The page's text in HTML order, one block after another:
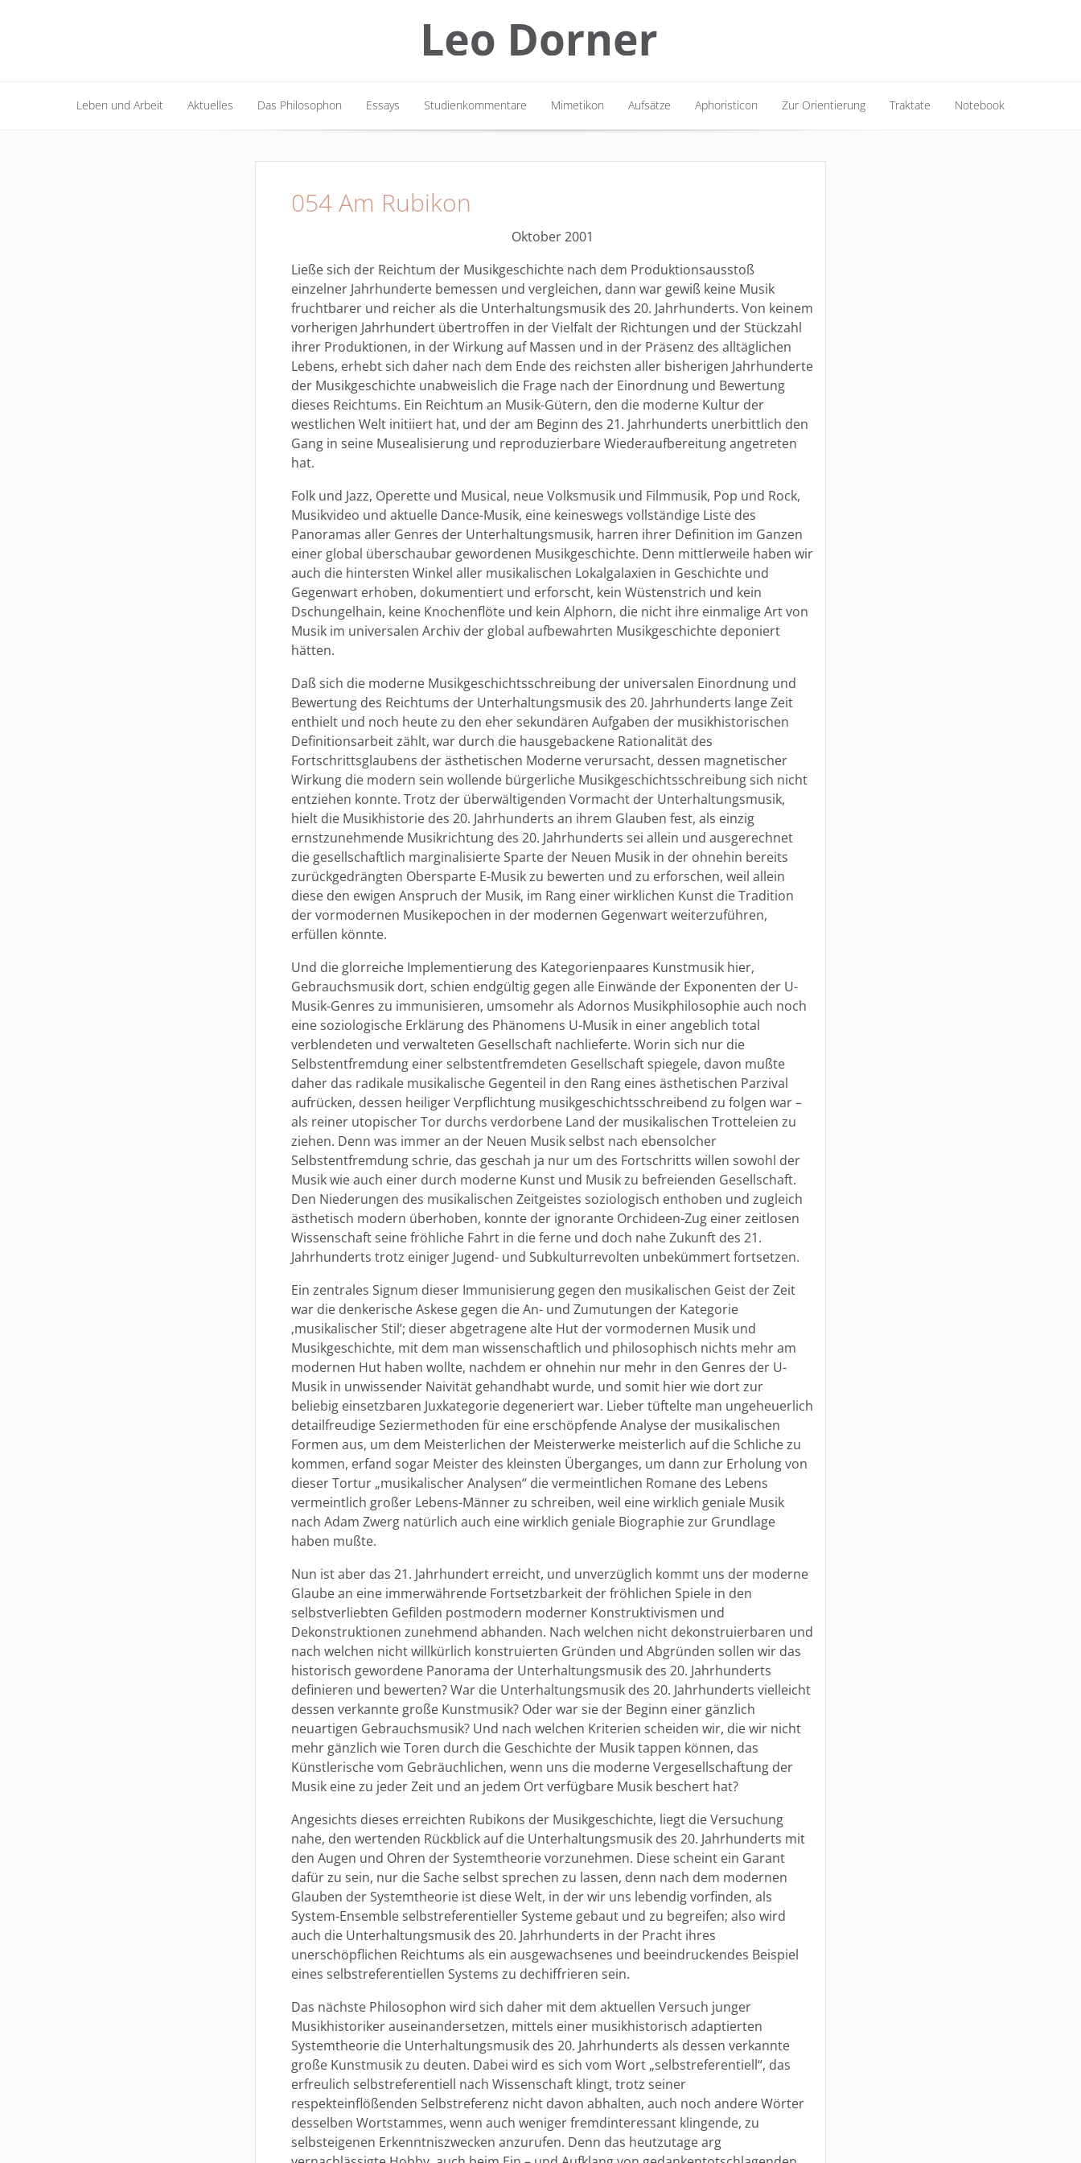
Leben und Arbeit Aktuelles Das Philosophon Essays Studienkommentare Mimetikon Aufsätze Aphoristicon Zur Orientierung Traktate Notebook
054 Am Rubikon
Oktober 2001
Ließe sich der Reichtum der Musikgeschichte nach dem Produktionsausstoß
einzelner Jahrhunderte bemessen und vergleichen, dann war gewiß keine Musik
fruchtbarer und reicher als die Unterhaltungsmusik des 20. Jahrhunderts. Von keinem
vorherigen Jahrhundert übertroffen in der Vielfalt der Richtungen und der Stückzahl
ihrer Produktionen, in der Wirkung auf Massen und in der Präsenz des alltäglichen
Lebens, erhebt sich daher nach dem Ende des reichsten aller bisherigen Jahrhunderte
der Musikgeschichte unabweislich die Frage nach der Einordnung und Bewertung
dieses Reichtums. Ein Reichtum an Musik-Gütern, den die moderne Kultur der
westlichen Welt initiiert hat, und der am Beginn des 21. Jahrhunderts unerbittlich den
Gang in seine Musealisierung und reproduzierbare Wiederaufbereitung angetreten
hat.
Folk und Jazz, Operette und Musical, neue Volksmusik und Filmmusik, Pop und Rock,
Musikvideo und aktuelle Dance-Musik, eine keineswegs vollständige Liste des
Panoramas aller Genres der Unterhaltungsmusik, harren ihrer Definition im Ganzen
einer global überschaubar gewordenen Musikgeschichte. Denn mittlerweile haben wir
auch die hintersten Winkel aller musikalischen Lokalgalaxien in Geschichte und
Gegenwart erhoben, dokumentiert und erforscht, kein Wüstenstrich und kein
Dschungelhain, keine Knochenflöte und kein Alphorn, die nicht ihre einmalige Art von
Musik im universalen Archiv der global aufbewahrten Musikgeschichte deponiert
hätten.
Daß sich die moderne Musikgeschichtsschreibung der universalen Einordnung und
Bewertung des Reichtums der Unterhaltungsmusik des 20. Jahrhunderts lange Zeit
enthielt und noch heute zu den eher sekundären Aufgaben der musikhistorischen
Definitionsarbeit zählt, war durch die hausgebackene Rationalität des
Fortschrittsglaubens der ästhetischen Moderne verursacht, dessen magnetischer
Wirkung die modern sein wollende bürgerliche Musikgeschichtsschreibung sich nicht
entziehen konnte. Trotz der überwältigenden Vormacht der Unterhaltungsmusik,
hielt die Musikhistorie des 20. Jahrhunderts an ihrem Glauben fest, als einzig
ernstzunehmende Musikrichtung des 20. Jahrhunderts sei allein und ausgerechnet
die gesellschaftlich marginalisierte Sparte der Neuen Musik in der ohnehin bereits
zurückgedrängten Obersparte E-Musik zu bewerten und zu erforschen, weil allein
diese den ewigen Anspruch der Musik, im Rang einer wirklichen Kunst die Tradition
der vormodernen Musikepochen in der modernen Gegenwart weiterzuführen,
erfüllen könnte.
Und die glorreiche Implementierung des Kategorienpaares Kunstmusik hier,
Gebrauchsmusik dort, schien endgültig gegen alle Einwände der Exponenten der U-
Musik-Genres zu immunisieren, umsomehr als Adornos Musikphilosophie auch noch
eine soziologische Erklärung des Phänomens U-Musik in einer angeblich total
verblendeten und verwalteten Gesellschaft nachlieferte. Worin sich nur die
Selbstentfremdung einer selbstentfremdeten Gesellschaft spiegele, davon mußte
daher das radikale musikalische Gegenteil in den Rang eines ästhetischen Parzival
aufrücken, dessen heiliger Verpflichtung musikgeschichtsschreibend zu folgen war –
als reiner utopischer Tor durchs verdorbene Land der musikalischen Trotteleien zu
ziehen. Denn was immer an der Neuen Musik selbst nach ebensolcher
Selbstentfremdung schrie, das geschah ja nur um des Fortschritts willen sowohl der
Musik wie auch einer durch moderne Kunst und Musik zu befreienden Gesellschaft.
Den Niederungen des musikalischen Zeitgeistes soziologisch enthoben und zugleich
ästhetisch modern überhoben, konnte der ignorante Orchideen-Zug einer zeitlosen
Wissenschaft seine fröhliche Fahrt in die ferne und doch nahe Zukunft des 21.
Jahrhunderts trotz einiger Jugend- und Subkulturrevolten unbekümmert fortsetzen.
Ein zentrales Signum dieser Immunisierung gegen den musikalischen Geist der Zeit
war die denkerische Askese gegen die An- und Zumutungen der Kategorie
‚musikalischer Stil’; dieser abgetragene alte Hut der vormodernen Musik und
Musikgeschichte, mit dem man wissenschaftlich und philosophisch nichts mehr am
modernen Hut haben wollte, nachdem er ohnehin nur mehr in den Genres der U-
Musik in unwissender Naivität gehandhabt wurde, und somit hier wie dort zur
beliebig einsetzbaren Juxkategorie degeneriert war. Lieber tüftelte man ungeheuerlich
detailfreudige Seziermethoden für eine erschöpfende Analyse der musikalischen
Formen aus, um dem Meisterlichen der Meisterwerke meisterlich auf die Schliche zu
kommen, erfand sogar Meister des kleinsten Überganges, um dann zur Erholung von
dieser Tortur „musikalischer Analysen“ die vermeintlichen Romane des Lebens
vermeintlich großer Lebens-Männer zu schreiben, weil eine wirklich geniale Musik
nach Adam Zwerg natürlich auch eine wirklich geniale Biographie zur Grundlage
haben mußte.
Nun ist aber das 21. Jahrhundert erreicht, und unverzüglich kommt uns der moderne
Glaube an eine immerwährende Fortsetzbarkeit der fröhlichen Spiele in den
selbstverliebten Gefilden postmodern moderner Konstruktivismen und
Dekonstruktionen zunehmend abhanden. Nach welchen nicht dekonstruierbaren und
nach welchen nicht willkürlich konstruierten Gründen und Abgründen sollen wir das
historisch gewordene Panorama der Unterhaltungsmusik des 20. Jahrhunderts
definieren und bewerten? War die Unterhaltungsmusik des 20. Jahrhunderts vielleicht
dessen verkannte große Kunstmusik? Oder war sie der Beginn einer gänzlich
neuartigen Gebrauchsmusik? Und nach welchen Kriterien scheiden wir, die wir nicht
mehr gänzlich wie Toren durch die Geschichte der Musik tappen können, das
Künstlerische vom Gebräuchlichen, wenn uns die moderne Vergesellschaftung der
Musik eine zu jeder Zeit und an jedem Ort verfügbare Musik beschert hat?
Angesichts dieses erreichten Rubikons der Musikgeschichte, liegt die Versuchung
nahe, den wertenden Rückblick auf die Unterhaltungsmusik des 20. Jahrhunderts mit
den Augen und Ohren der Systemtheorie vorzunehmen. Diese scheint ein Garant
dafür zu sein, nur die Sache selbst sprechen zu lassen, denn nach dem modernen
Glauben der Systemtheorie ist diese Welt, in der wir uns lebendig vorfinden, als
System-Ensemble selbstreferentieller Systeme gebaut und zu begreifen; also wird
auch die Unterhaltungsmusik des 20. Jahrhunderts in der Pracht ihres
unerschöpflichen Reichtums als ein ausgewachsenes und beeindruckendes Beispiel
eines selbstreferentiellen Systems zu dechiffrieren sein.
Das nächste Philosophon wird sich daher mit dem aktuellen Versuch junger
Musikhistoriker auseinandersetzen, mittels einer musikhistorisch adaptierten
Systemtheorie die Unterhaltungsmusik des 20. Jahrhunderts als dessen verkannte
große Kunstmusik zu deuten. Dabei wird es sich vom Wort „selbstreferentiell“, das
erfreulich selbstreferentiell nach Wissenschaft klingt, trotz seiner
respekteinflößenden Selbstreferenz nicht davon abhalten, auch noch andere Wörter
desselben Wortstammes, wenn auch weniger fremdinteressant klingende, zu
selbsteigenen Erkenntniszwecken anzurufen. Denn das heutzutage arg